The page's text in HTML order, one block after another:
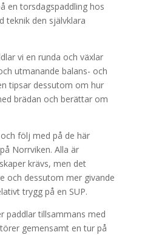
en torsdagspaddling hos
teknik den självklara
vi en runda och växlar
utmanande balans- och
tipsar dessutom om hur
brädan och berättar om
följ med på de här
Norrviken. Alla är
krävs, men det
och dessutom mer givande
trygg på en SUP.
paddlar tillsammans med
gemensamt en tur på